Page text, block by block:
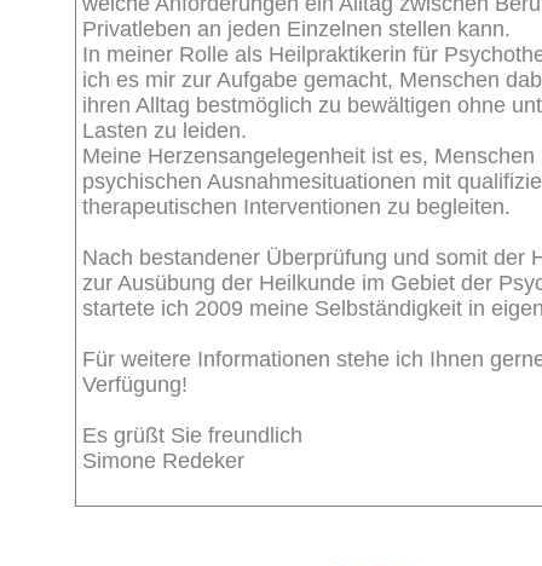
Privatleben an jeden Einzelnen stellen kann.
In meiner Rolle als Heilpraktikerin für
ich es mir zur Aufgabe gemacht, Menschen
ihren Alltag bestmöglich zu bewältigen ohne
Lasten zu leiden.
Meine Herzensangelegenheit ist es, Menschen
psychischen Ausnahmesituationen mit
therapeutischen Interventionen zu begleiten.
Nach bestandener Überprüfung und somit der
zur Ausübung der Heilkunde im Gebiet der
startete ich 2009 meine Selbständigkeit in
Für weitere Informationen stehe ich Ihnen
Verfügung!
Es grüßt Sie freundlich
Simone Redeker